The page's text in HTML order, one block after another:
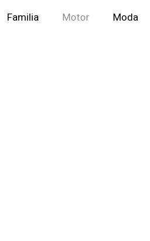
Familia Motor Moda